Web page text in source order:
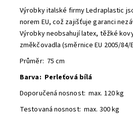
Výrobky italské firmy Ledraplastic
norem EU, což zajišťuje garanci
Výrobky neobsahují latex, těžké
změkčovadla (směrnice EU 2005/84/
Průměr: 75 cm
Barva: Perleťová bílá
Doporučená nosnost: max. 120 kg
Testovaná nosnost: max. 300 kg